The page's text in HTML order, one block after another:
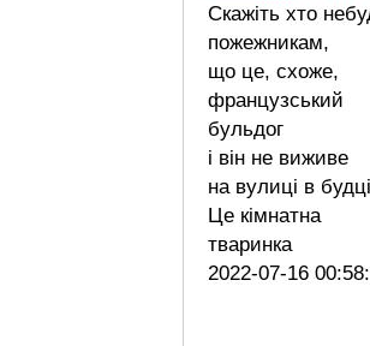
Скажіть хто
пожежникам,
що це, схоже,
французський
бульдог
і він не виживе
на вулиці в
Це кімнатна
тваринка
2022-07-16